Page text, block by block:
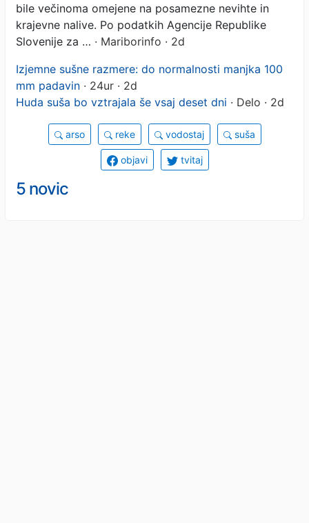
bile večinoma omejene na posamezne nevihte in
krajevne nalive. Po podatkih Agencije Republike
Slovenije za … · Mariborinfo · 2d
Izjemne sušne razmere: do normalnosti manjka 100
mm padavin · 24ur · 2d
Huda suša bo vztrajala še vsaj deset dni · Delo · 2d
arso reke vodostaj suša
objavi tvitaj
5 novic